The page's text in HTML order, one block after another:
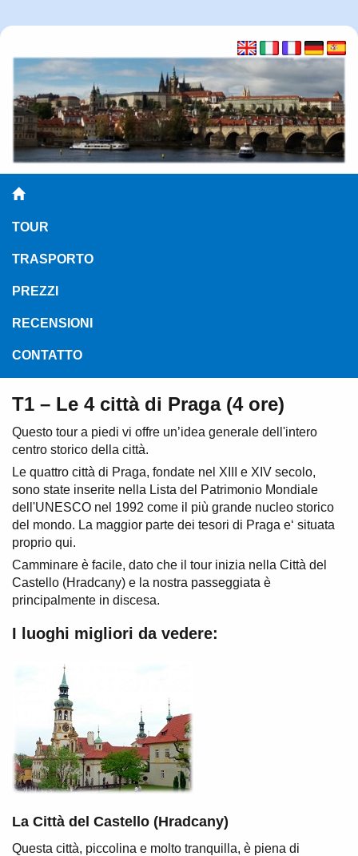
TOUR
TRASPORTO
PREZZI
RECENSIONI
CONTATTO
T1 – Le 4 città di Praga (4 ore)
Questo tour a piedi vi offre un’idea generale dell'intero
centro storico della città.
Le quattro città di Praga, fondate nel XIII e XIV secolo,
sono state inserite nella Lista del Patrimonio Mondiale
dell'UNESCO nel 1992 come il più grande nucleo storico
del mondo. La maggior parte dei tesori di Praga e‘ situata
proprio qui.
Camminare è facile, dato che il tour inizia nella Città del
Castello (Hradcany) e la nostra passeggiata è
principalmente in discesa.
I luoghi migliori da vedere:
La Città del Castello (Hradcany)
Questa città, piccolina e molto tranquilla, è piena di